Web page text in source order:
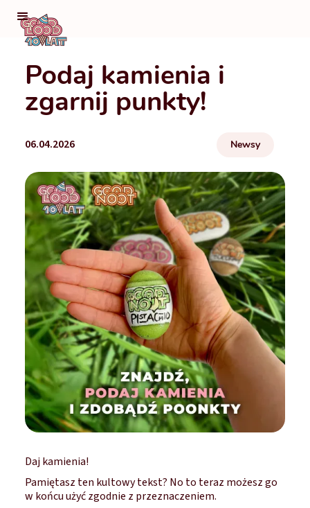
Podaj kamienia i
zgarnij punkty!
06.04.2026 Newsy
Daj kamienia!
Pamiętasz ten kultowy tekst? No to teraz możesz go
w końcu użyć zgodnie z przeznaczeniem.